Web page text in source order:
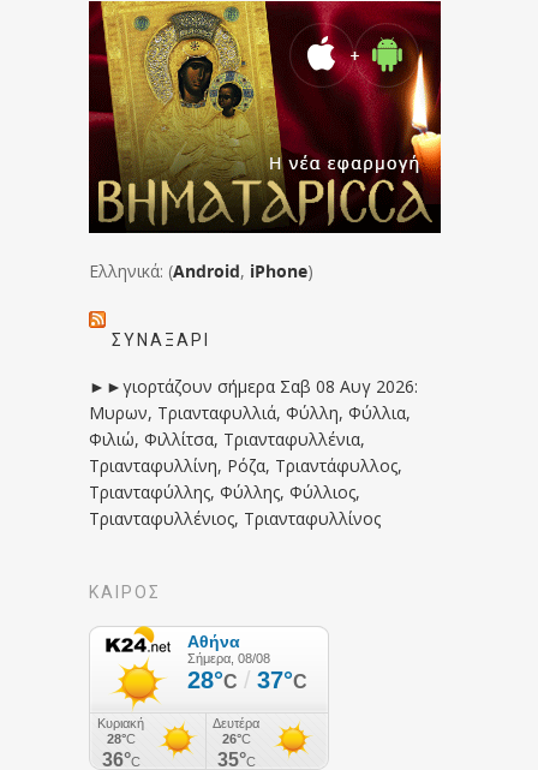
Ελληνικά: (Android, iPhone)
ΣΥΝΑΞΆΡΙ
►►γιορτάζουν σήμερα Σαβ 08 Αυγ 2026:
Μυρων, Τριανταφυλλιά, Φύλλη, Φύλλια,
Φιλιώ, Φιλλίτσα, Τριανταφυλλένια,
Τριανταφυλλίνη, Ρόζα, Τριαντάφυλλος,
Τριανταφύλλης, Φύλλης, Φύλλιος,
Τριανταφυλλένιος, Τριανταφυλλίνος
ΚΑΙΡΟΣ